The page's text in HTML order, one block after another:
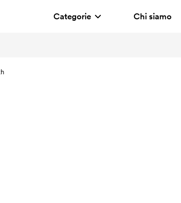
Categorie Chi siamo